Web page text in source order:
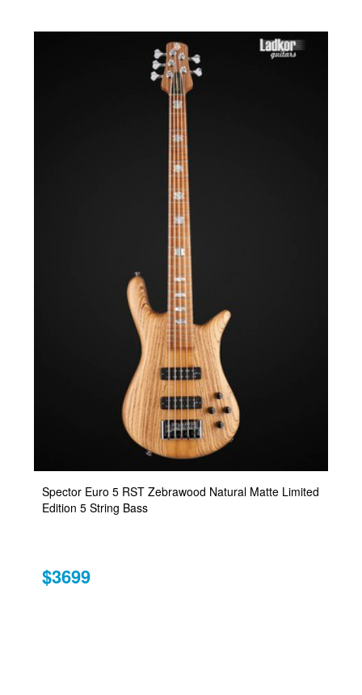
Spector Euro 5 RST Zebrawood Natural Matte Limited
Edition 5 String Bass
$3699